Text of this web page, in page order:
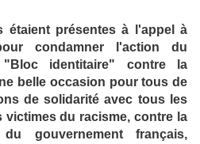
étaient présentes à l'appel à
condamner l'action du
"Bloc identitaire" contre la
belle occasion pour tous de
de solidarité avec tous les
victimes du racisme, contre la
gouvernement français,